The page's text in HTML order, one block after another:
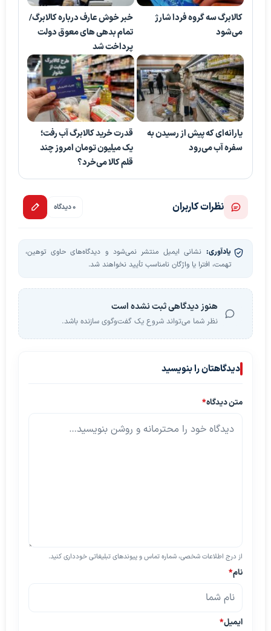
کالابرگ سه گروه فردا شارژ
می‌شود
خبر خوش عارف درباره کالابرگ/
تمام بدهی های معوق دولت
پرداخت شد
یارانه‌ای که پیش از رسیدن به
سفره آب می‌رود
قدرت خرید کالابرگ آب رفت؛
یک میلیون تومان امروز چند
قلم کالا می‌خرد؟
نظرات کاربران 0 دیدگاه
یادآوری: نشانی ایمیل منتشر نمی‌شود و دیدگاه‌های حاوی توهین،
تهمت، افترا یا واژگان نامناسب تأیید نخواهند شد.
هنوز دیدگاهی ثبت نشده است
نظر شما می‌تواند شروع یک گفت‌وگوی سازنده باشد.
دیدگاهتان را بنویسید
متن دیدگاه*
از درج اطلاعات شخصی، شماره تماس و پیوندهای تبلیغاتی خودداری کنید.
نام*
ایمیل*